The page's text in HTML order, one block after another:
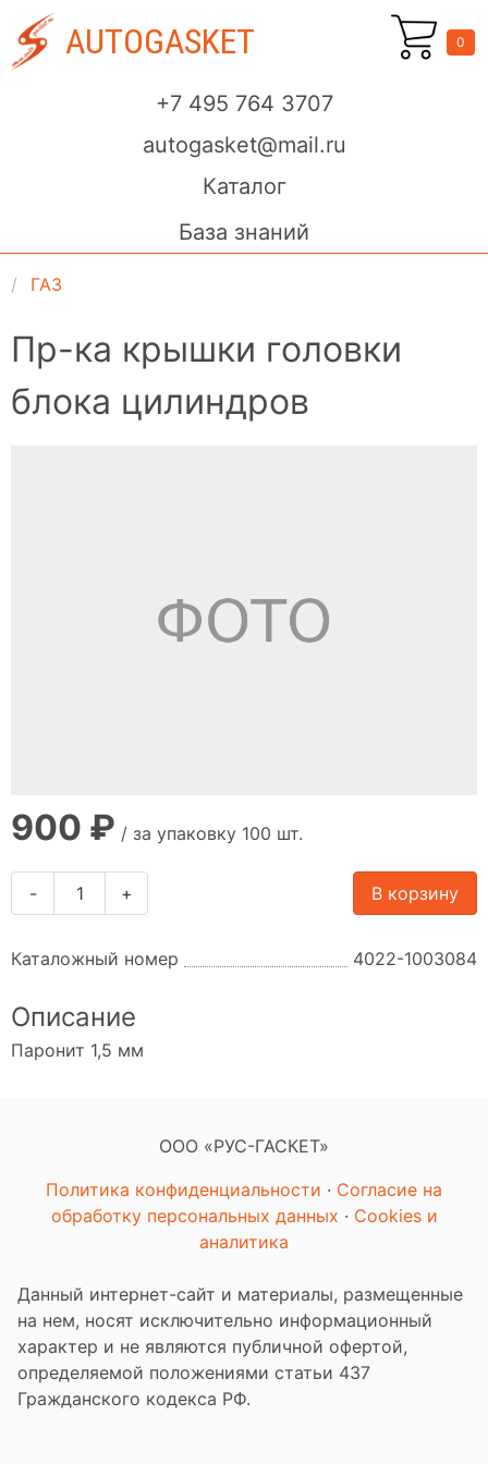
AUTOGASKET
+7 495 764 3707
autogasket@mail.ru
Каталог
База знаний
0
ГАЗ
Пр-ка крышки головки
блока цилиндров
900 ₽ / за упаковку 100 шт.
- + В корзину
Каталожный номер 4022-1003084
Описание
Паронит 1,5 мм
ООО «РУС-ГАСКЕТ»
Политика конфиденциальности · Согласие на
обработку персональных данных · Cookies и
аналитика
Данный интернет-сайт и материалы, размещенные
на нем, носят исключительно информационный
характер и не являются публичной офертой,
определяемой положениями статьи 437
Гражданского кодекса РФ.